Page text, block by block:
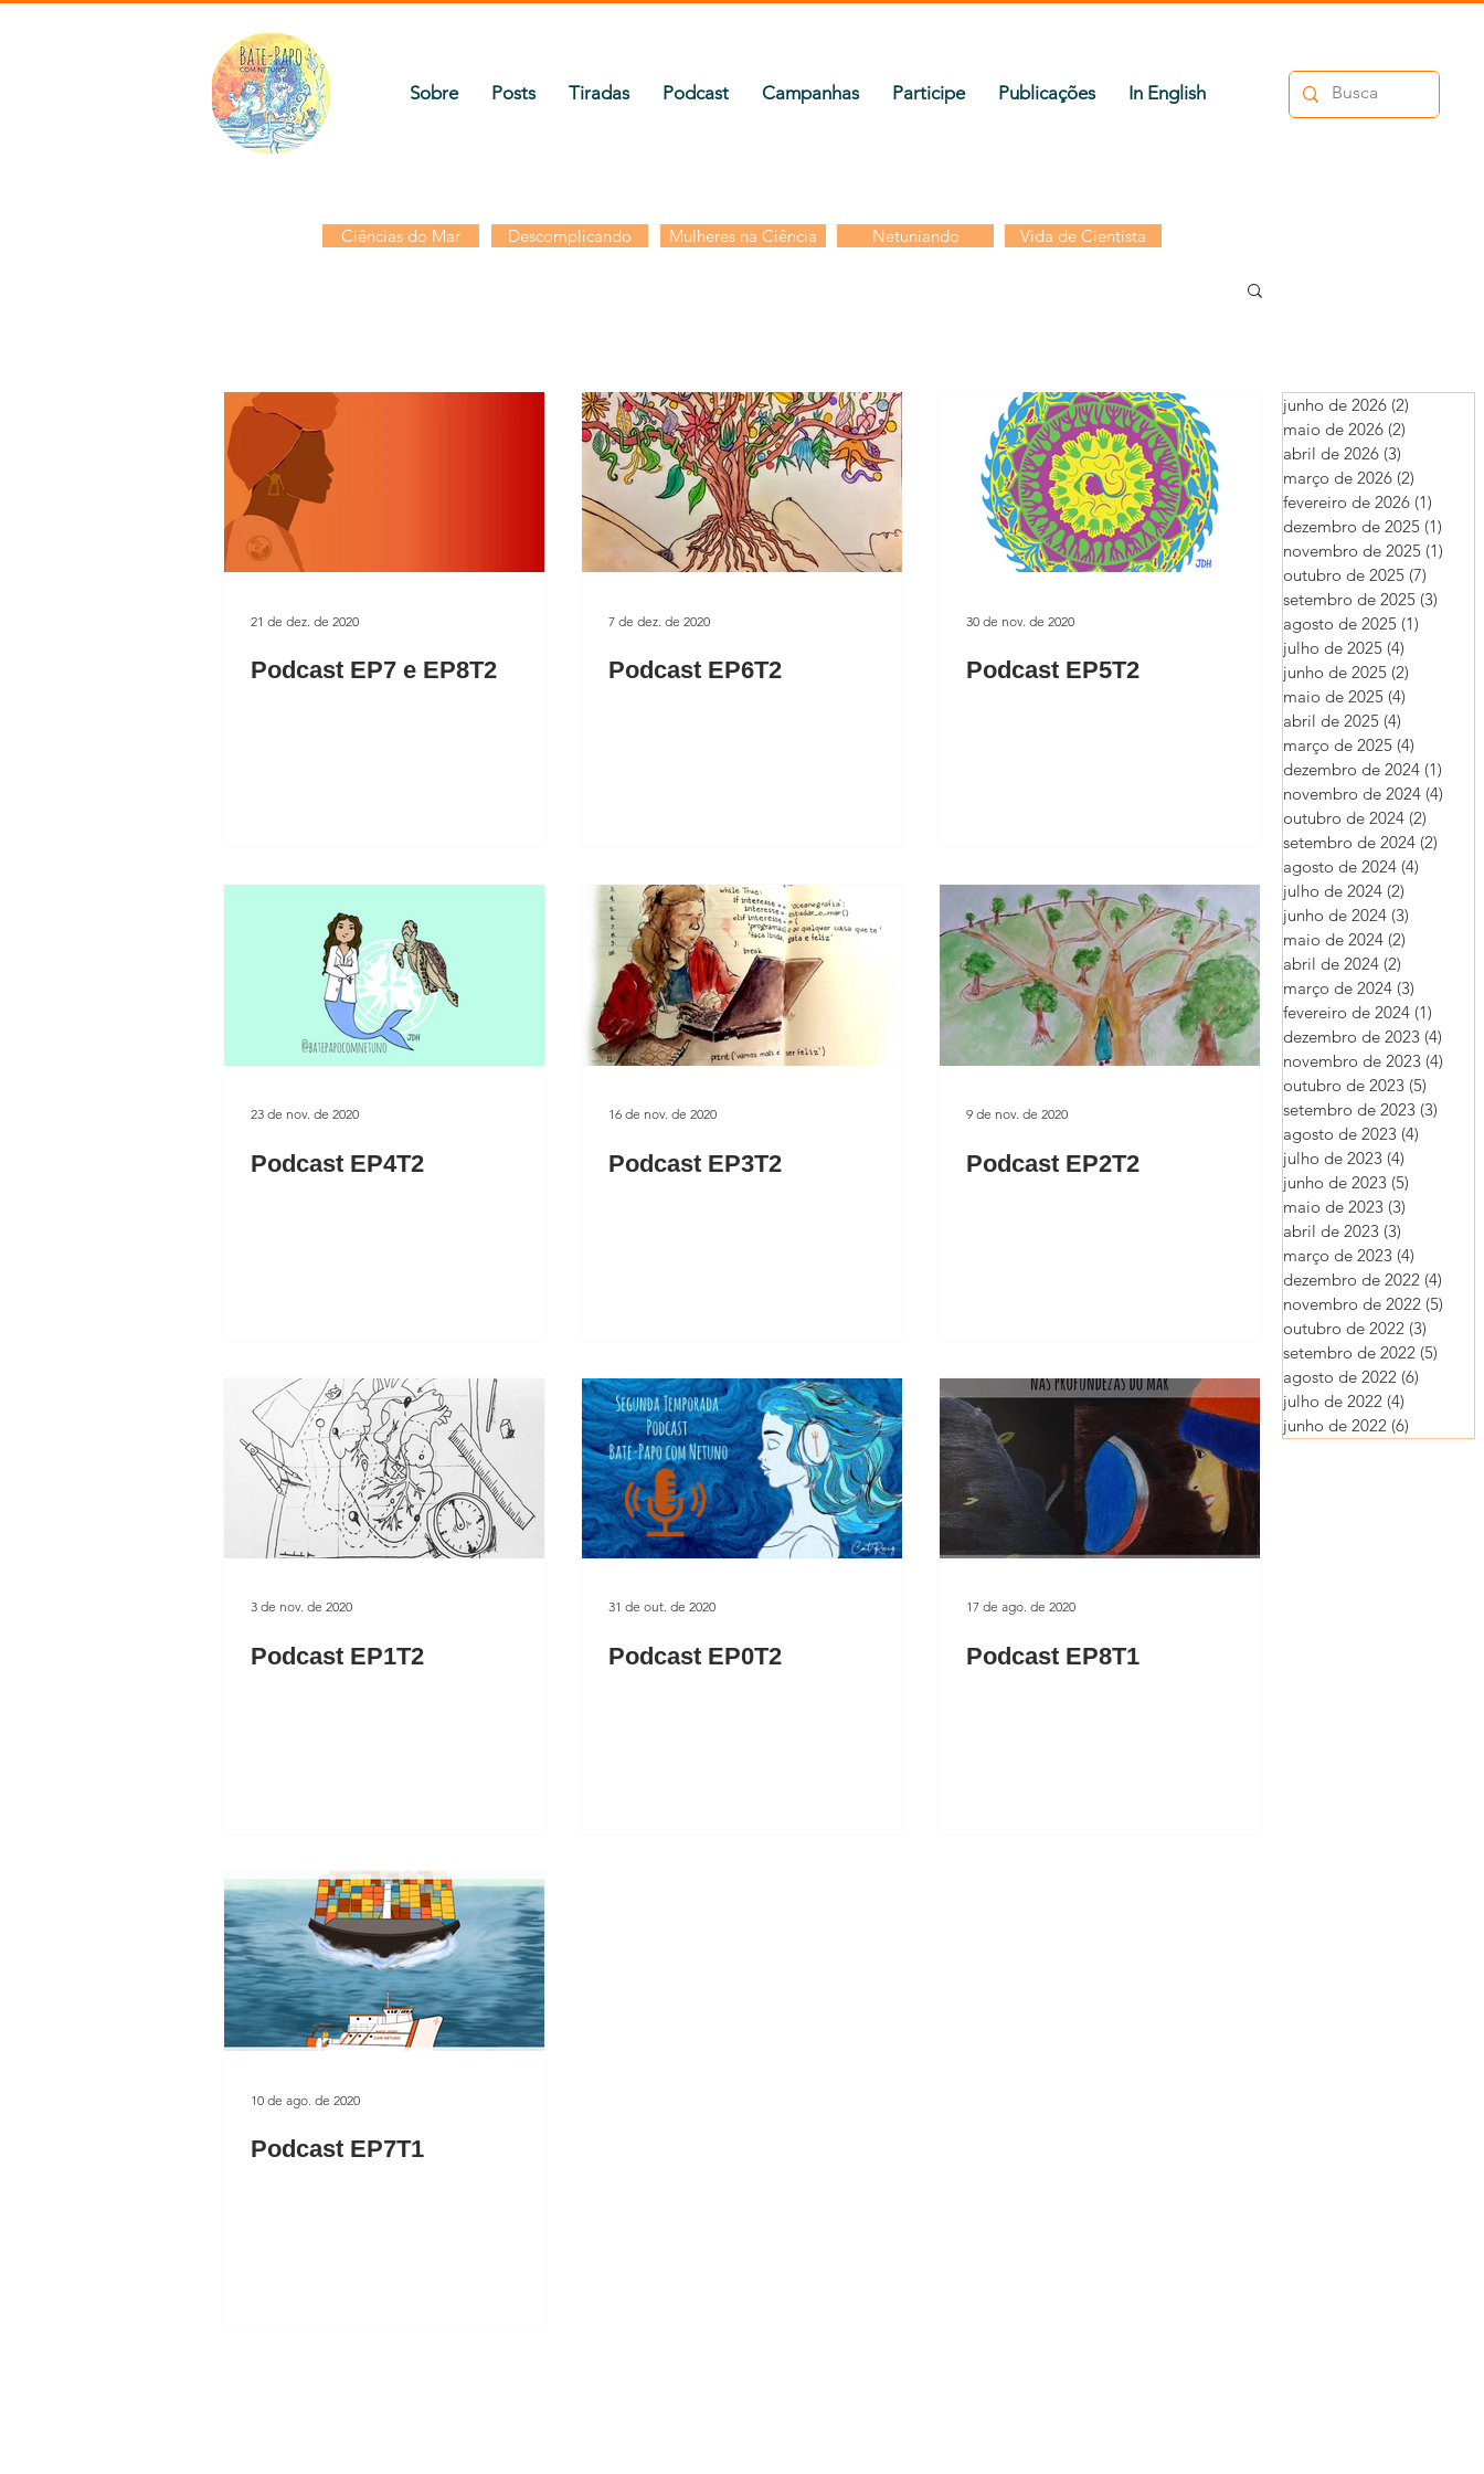
Sobre Posts Tiradas Podcast Campanhas Participe Publicações In English
Ciências do Mar Descomplicando Mulheres na Ciência Netuniando Vida de Cientista
Podcast EP7 e EP8T2
21 de dez. de 2020
Podcast EP6T2
7 de dez. de 2020
Podcast EP5T2
30 de nov. de 2020
Podcast EP4T2
23 de nov. de 2020
Podcast EP3T2
16 de nov. de 2020
Podcast EP2T2
9 de nov. de 2020
Podcast EP1T2
3 de nov. de 2020
Podcast EP0T2
31 de out. de 2020
Podcast EP8T1
17 de ago. de 2020
Podcast EP7T1
10 de ago. de 2020
junho de 2026 (2)
maio de 2026 (2)
abril de 2026 (3)
março de 2026 (2)
fevereiro de 2026 (1)
dezembro de 2025 (1)
novembro de 2025 (1)
outubro de 2025 (7)
setembro de 2025 (3)
agosto de 2025 (1)
julho de 2025 (4)
junho de 2025 (2)
maio de 2025 (4)
abril de 2025 (4)
março de 2025 (4)
dezembro de 2024 (1)
novembro de 2024 (4)
outubro de 2024 (2)
setembro de 2024 (2)
agosto de 2024 (4)
julho de 2024 (2)
junho de 2024 (3)
maio de 2024 (2)
abril de 2024 (2)
março de 2024 (3)
fevereiro de 2024 (1)
dezembro de 2023 (4)
novembro de 2023 (4)
outubro de 2023 (5)
setembro de 2023 (3)
agosto de 2023 (4)
julho de 2023 (4)
junho de 2023 (5)
maio de 2023 (3)
abril de 2023 (3)
março de 2023 (4)
dezembro de 2022 (4)
novembro de 2022 (5)
outubro de 2022 (3)
setembro de 2022 (5)
agosto de 2022 (6)
julho de 2022 (4)
junho de 2022 (6)